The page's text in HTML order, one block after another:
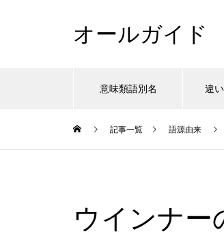
オールガイド
意味類語別名 違
記事一覧 語源由来
ウインナー